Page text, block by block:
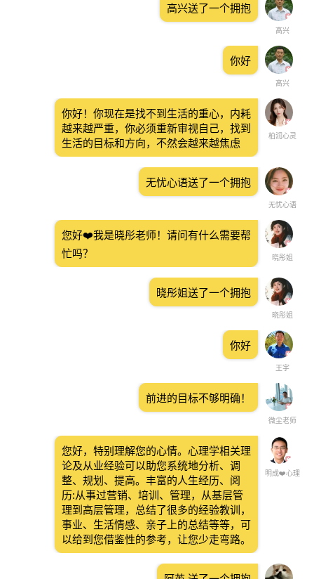
高兴
高兴送了一个拥抱
高兴
你好
柏润心灵
你好！你现在是找不到生活的重心，内耗
越来越严重，你必须重新审视自己，找到
生活的目标和方向，不然会越来越焦虑
无忧心语
无忧心语送了一个拥抱
晓彤姐
您好❤️我是晓彤老师！请问有什么需要帮
忙吗？
晓彤姐
晓彤姐送了一个拥抱
王宇
你好
微尘老师
前进的目标不够明确！
明成❤️心理
您好，特别理解您的心情。心理学相关理
论及从业经验可以助您系统地分析、调
整、规划、提高。丰富的人生经历、阅
历:从事过营销、培训、管理，从基层管
理到高层管理，总结了很多的经验教训，
事业、生活情感、亲子上的总结等等，可
以给到您借鉴性的参考，让您少走弯路。